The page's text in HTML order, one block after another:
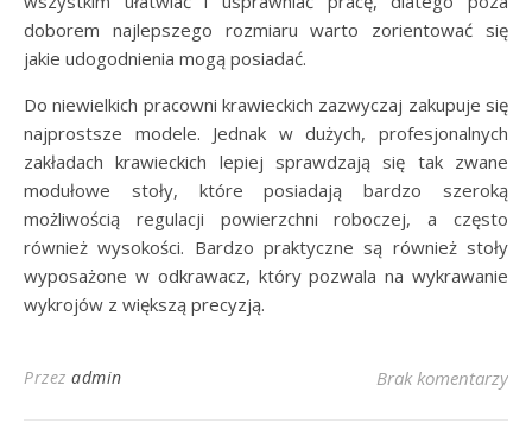
doborem najlepszego rozmiaru warto zorientować się
jakie udogodnienia mogą posiadać.
Do niewielkich pracowni krawieckich zazwyczaj zakupuje się
najprostsze modele. Jednak w dużych, profesjonalnych
zakładach krawieckich lepiej sprawdzają się tak zwane
modułowe stoły, które posiadają bardzo szeroką
możliwością regulacji powierzchni roboczej, a często
również wysokości. Bardzo praktyczne są również stoły
wyposażone w odkrawacz, który pozwala na wykrawanie
wykrojów z większą precyzją.
Przez admin Brak komentarzy